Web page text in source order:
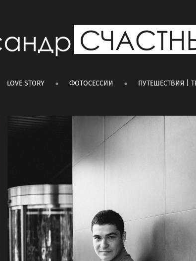
LOVE STORY ФОТОСЕССИИ ПУТЕШЕСТВИЯ |